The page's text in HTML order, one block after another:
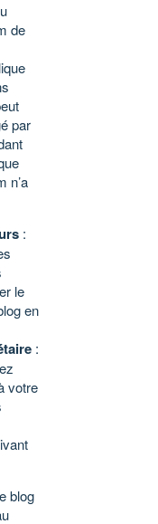
de
par
n’a
:
le
en
:
votre
blog